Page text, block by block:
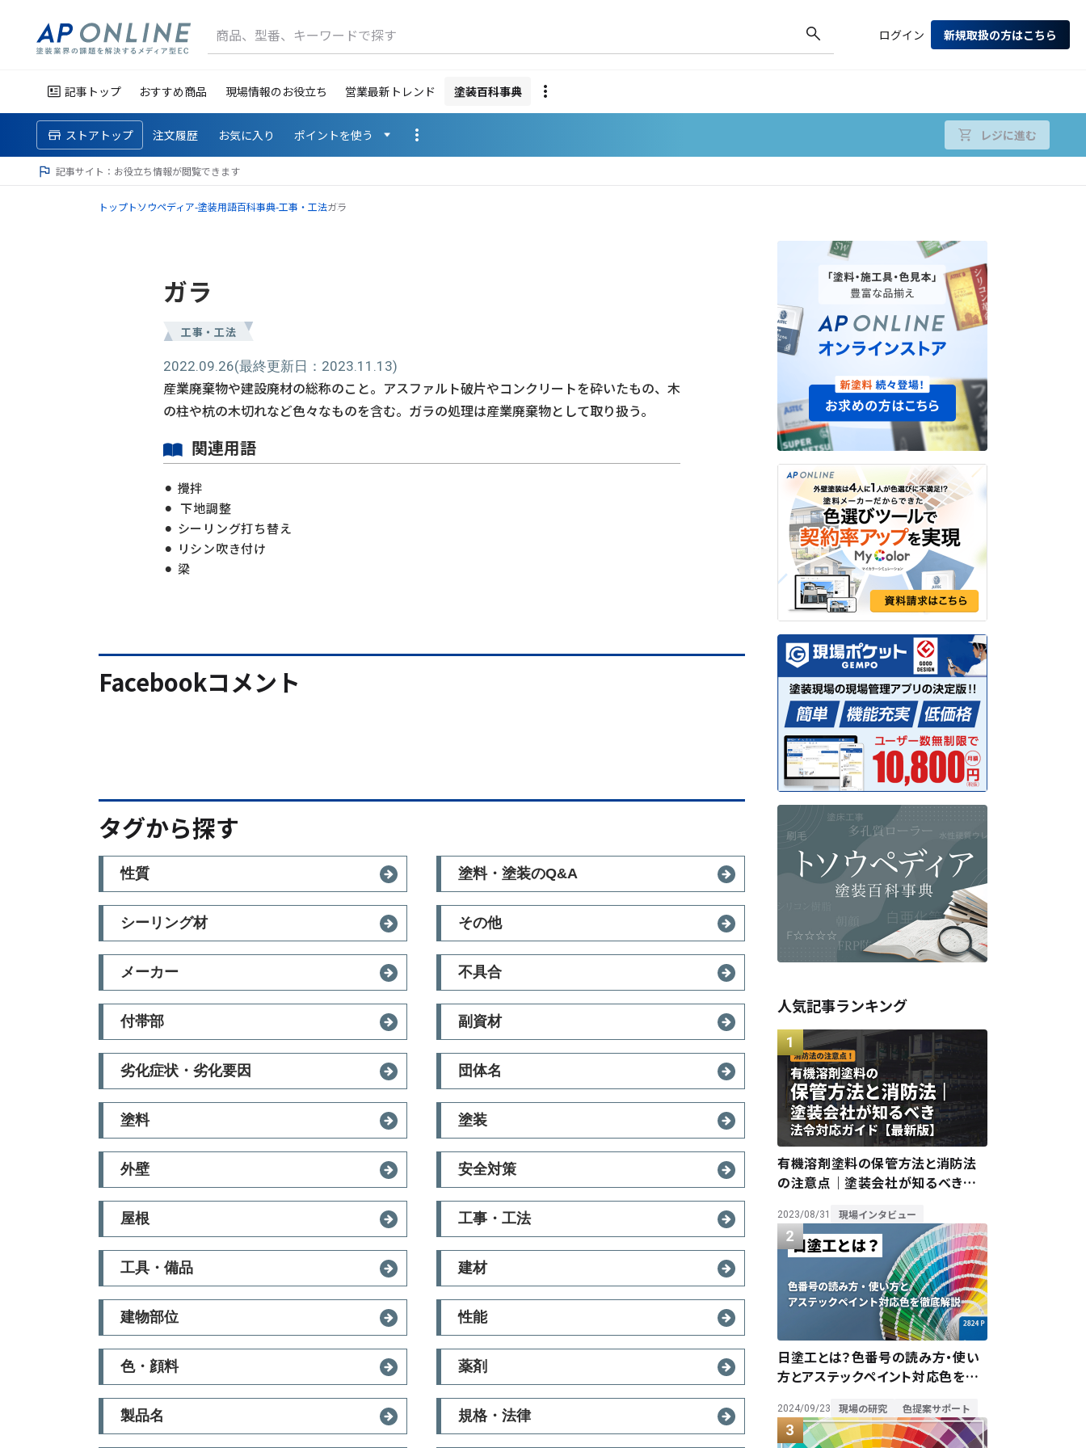
商品、型番、キーワードで探す ログイン 新規取扱の方はこちら
記事トップ おすすめ商品 現場情報のお役立ち 営業最新トレンド 塗装百科事典
ストアトップ 注文履歴 お気に入り ポイントを使う レジに進む
記事サイト：お役立ち情報が閲覧できます
トップトソウペディア-塗装用語百科事典-工事・工法ガラ
ガラ
工事・工法
2022.09.26(最終更新日：2023.11.13)
産業廃棄物や建設廃材の総称のこと。アスファルト破片やコンクリートを砕いたもの、木
の柱や杭の木切れなど色々なものを含む。ガラの処理は産業廃棄物として取り扱う。
関連用語
攪拌
下地調整
シーリング打ち替え
リシン吹き付け
梁
Facebookコメント
タグから探す
性質 塗料・塗装のQ&A
シーリング材 その他
メーカー 不具合
付帯部 副資材
劣化症状・劣化要因 団体名
塗料 塗装
外壁 安全対策
屋根 工事・工法
工具・備品 建材
建物部位 性能
色・顔料 薬剤
製品名 規格・法律
人気記事ランキング
有機溶剤塗料の保管方法と消防法
の注意点｜塗装会社が知るべき法
2023/08/31 現場インタビュー
日塗工とは？色番号の読み方・使い
方とアステックペイント対応色を徹
2024/09/23 現場の研究 色提案サポート